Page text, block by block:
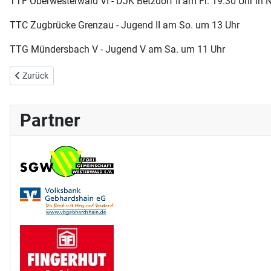
TTC Zugbrücke Grenzau - Jugend II am So. um 13 Uhr
TTG Mündersbach V - Jugend V am Sa. um 11 Uhr
Vorheriger Beitrag: Regionseinzel-/Doppel-Meisterschaften am 11.-
Zurück
Partner